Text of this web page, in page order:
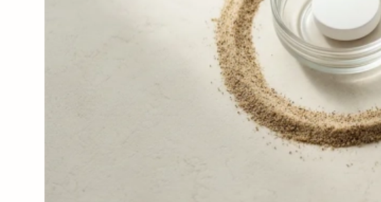
Fildena
Sildenafil
Viagra
Sildenafil